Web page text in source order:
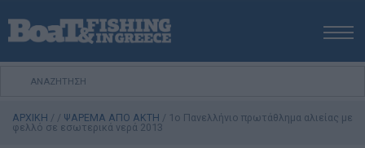
ΑΡΧΙΚΗ
ΕΚΔΟΣΕΙΣ
ΑΡΧΙΚΗ / / ΨΑΡΕΜΑ ΑΠΟ ΑΚΤΗ / 1ο Πανελλήνιο πρωτάθληµα αλιείας µε
φελλό σε εσωτερικά νερά 2013